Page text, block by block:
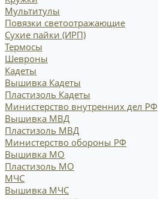
Мультитулы
Повязки светоотражающие
Сухие пайки (ИРП)
Термосы
Шевроны
Кадеты
Вышивка Кадеты
Пластизоль Кадеты
Министерство внутренних дел РФ
Вышивка МВД
Пластизоль МВД
Министерство обороны РФ
Вышивка МО
Пластизоль МО
МЧС
Вышивка МЧС